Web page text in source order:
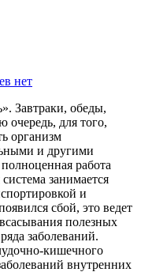
нет
Завтраки, обеды,
для того,
организм
и другими
работа
занимается
и
сбой, это ведет
полезных
заболеваний.
кишечного
внутренних